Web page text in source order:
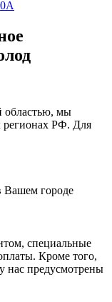
областью, мы
регионах РФ. Для
Вашем городе
специальные
Кроме того,
нас предусмотрены